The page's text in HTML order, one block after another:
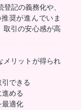
記の義務化や、
奨が進んでいま
取引の安心感が高
メリットが得られ
できる
める
最適化